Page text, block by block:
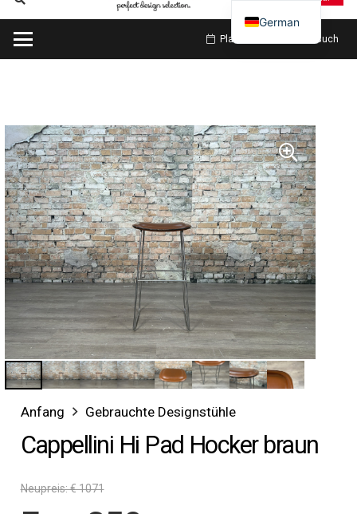
Planen Sie meinen Besuch
Anfang Gebrauchte Designstühle
Cappellini Hi Pad Hocker braun
Neupreis: € 1071
German